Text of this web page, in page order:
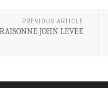
PREVIOUS ARTICLE
JOHN LEVEE